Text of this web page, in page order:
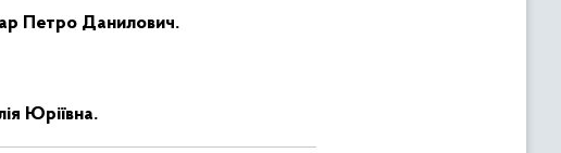
Петро Данилович.
Юріївна.